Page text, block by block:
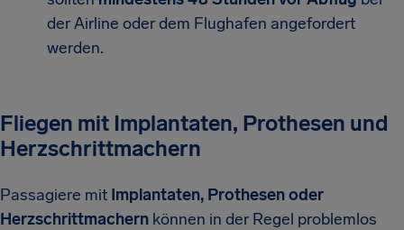
der Airline oder dem Flughafen angefordert
werden.
Fliegen mit Implantaten, Prothesen und
Herzschrittmachern
Passagiere mit Implantaten, Prothesen oder
Herzschrittmachern können in der Regel problemlos